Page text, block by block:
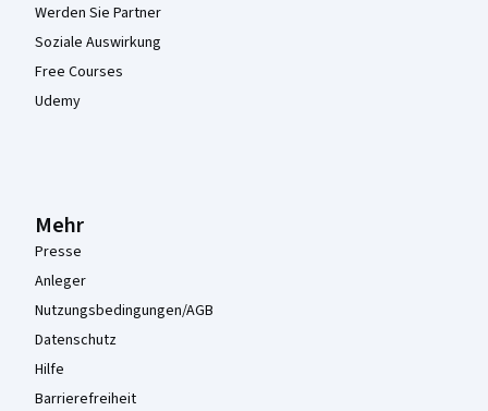
Werden Sie Partner
Soziale Auswirkung
Free Courses
Udemy
Mehr
Presse
Anleger
Nutzungsbedingungen/AGB
Datenschutz
Hilfe
Barrierefreiheit